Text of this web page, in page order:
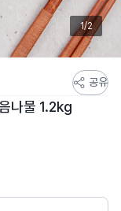
1/2
공유
나물 1.2kg